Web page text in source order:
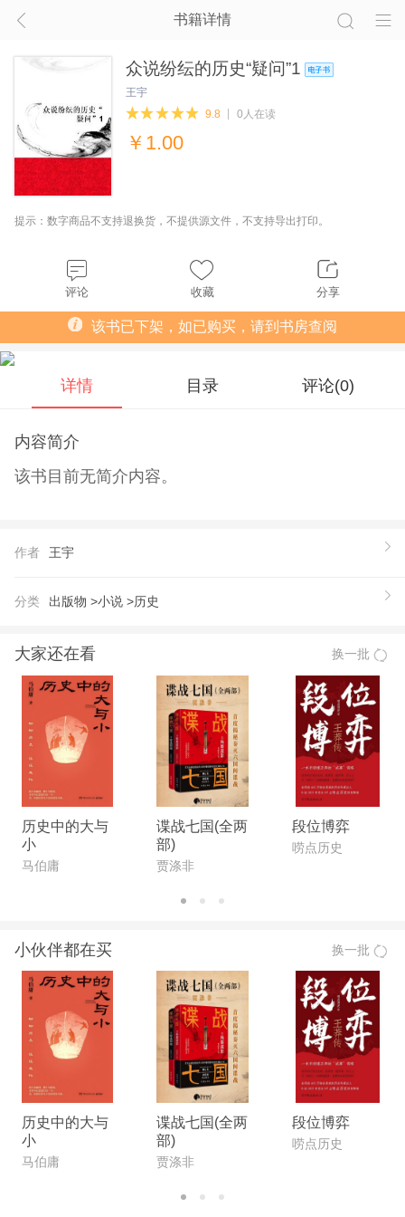
书籍详情
众说纷纭的历史“疑问”1
王宇
9.8
0人在读
￥ 1.00
提示：数字商品不支持退换货，不提供源文件，不支持导出打印。
评论 收藏 分享
该书已下架，如已购买，请到书房查阅
详情 目录 评论(0)
内容简介
该书目前无简介内容。
作者 王宇
分类 出版物 >小说 >历史
大家还在看 换一批
历史中的大与
小
马伯庸
谍战七国(全两
部)
贾涤非
段位博弈
唠点历史
小伙伴都在买 换一批
历史中的大与
小
马伯庸
谍战七国(全两
部)
贾涤非
段位博弈
唠点历史